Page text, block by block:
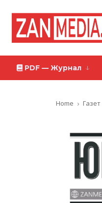
PDF — Журнал
Home Газет